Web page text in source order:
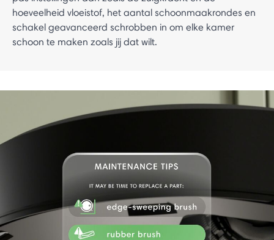
hoeveelheid vloeistof, het aantal schoonmaakrondes en
schakel geavanceerd schrobben in om elke kamer
schoon te maken zoals jij dat wilt.